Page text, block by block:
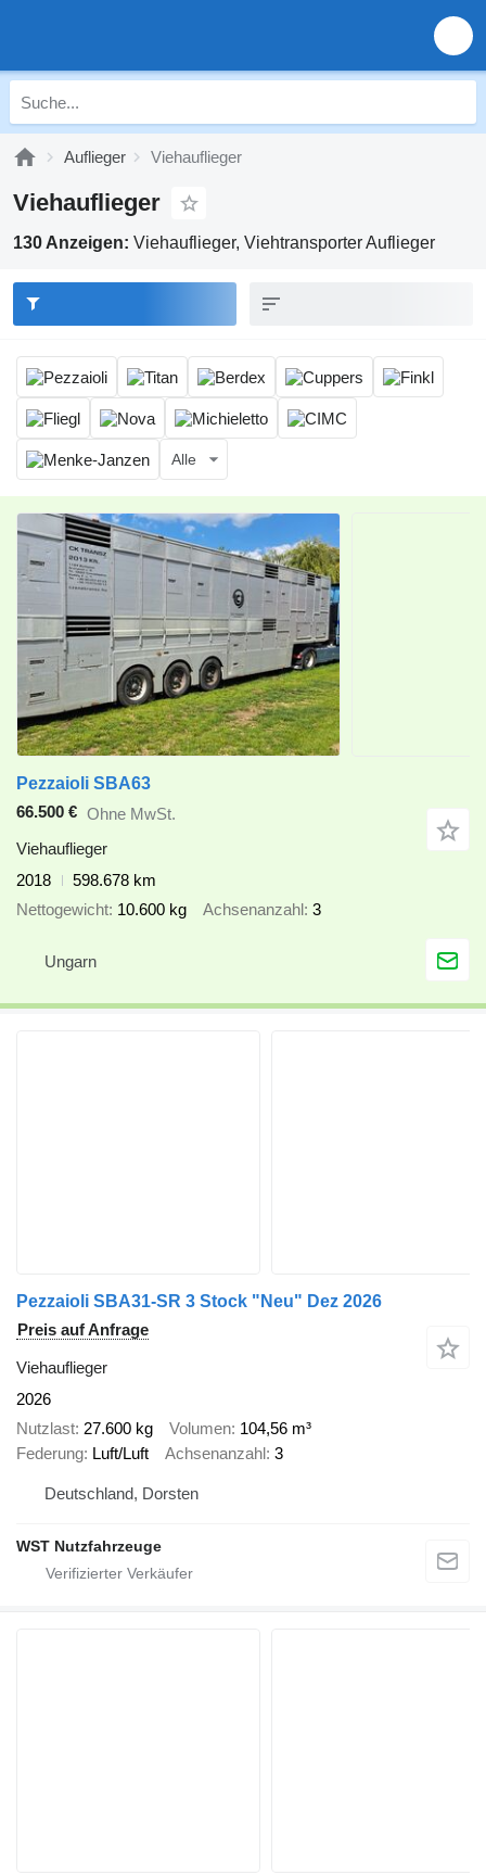
Auflieger Viehauflieger
Viehauflieger
130 Anzeigen: Viehauflieger, Viehtransporter Auflieger
Alle
Pezzaioli SBA63
66.500 € Ohne MwSt.
Viehauflieger
2018
598.678 km
Nettogewicht 10.600 kg Achsenanzahl 3
Ungarn
Pezzaioli SBA31-SR 3 Stock "Neu" Dez 2026
Preis auf Anfrage
Viehauflieger
2026
Nutzlast 27.600 kg Volumen 104,56 m³
Federung Luft/Luft Achsenanzahl 3
Deutschland, Dorsten
WST Nutzfahrzeuge